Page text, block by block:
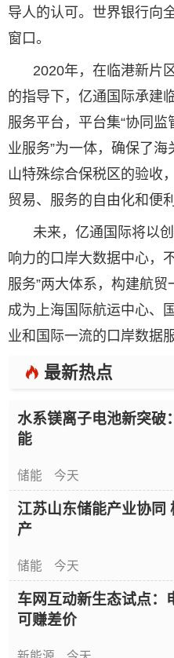
导人的认可。世界银行向
窗口。
2020年，在临港新片
的指导下，亿通国际承建
服务平台，平台集“协同
业服务”为一体，确保了
山特殊综合保税区的验收
贸易、服务的自由化和便利
未来，亿通国际将以
响力的口岸大数据中心，
服务”两大体系，构建航
成为上海国际航运中心、
业和国际一流的口岸数据
最新热点
水系镁离子电池新突破
能
储能 今天
江苏山东储能产业协同
产
储能 今天
车网互动新生态试点：
可赚差价